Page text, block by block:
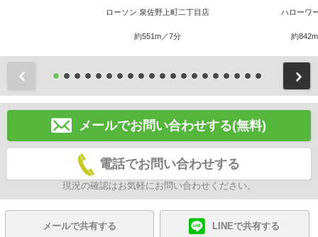
ローソン 泉佐野上町二丁目店
約551m／7分
ハローワ
約
メールでお問い合わせする(無料)
電話でお問い合わせする
現況の確認はお気軽にお問い合わせください。
メールで共有する LINEで共有する